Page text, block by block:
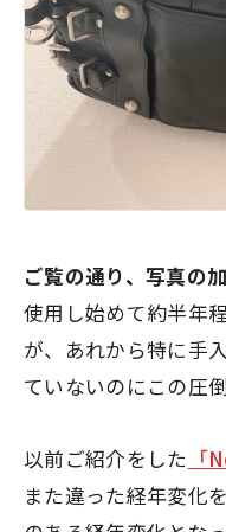
ご覧の通り、写真の
使用し始めて約半年
が、あれから特に手
ていないのにこの圧
以前ご紹介をした 「
また違った経年変化